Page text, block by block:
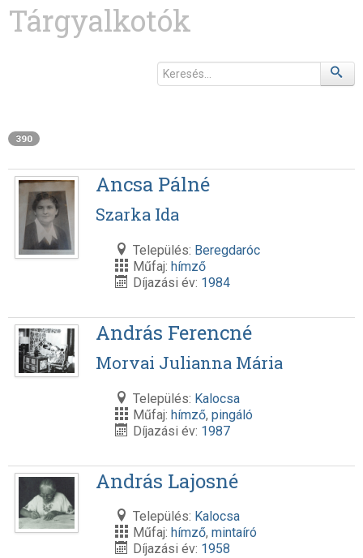
Tárgyalkotók
390
Ancsa Pálné
Szarka Ida
Település: Beregdaróc
Műfaj: hímző
Díjazási év: 1984
András Ferencné
Morvai Julianna Mária
Település: Kalocsa
Műfaj: hímző, pingáló
Díjazási év: 1987
András Lajosné
Település: Kalocsa
Műfaj: hímző, mintaíró
Díjazási év: 1958